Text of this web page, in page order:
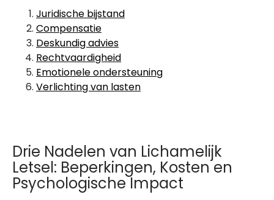
Juridische bijstand
Compensatie
Deskundig advies
Rechtvaardigheid
Emotionele ondersteuning
Verlichting van lasten
Drie Nadelen van Lichamelijk
Letsel: Beperkingen, Kosten en
Psychologische Impact